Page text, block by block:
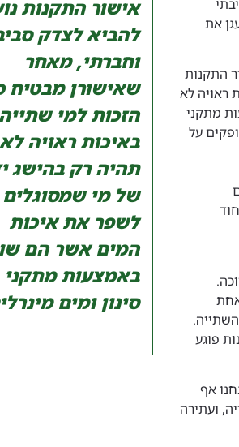
שהגשנו ב-2008 במטרה לעגן את
התקנות
ראויה לא
מתקני
על
אחת
פוגע
אף
ועתירה
אישור התקנות
להביא לצדק
וחברתי, מאחר
שאישורן מבטיח
הזכות למי שתייה
באיכות ראויה לא
תהיה רק בהישג
של מי שמסוגלים
לשפר את איכות
המים אשר הם
באמצעות מתקני
סינון ומים